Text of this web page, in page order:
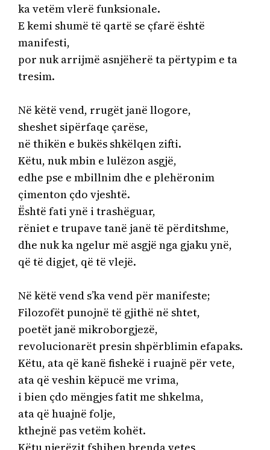
ka vetëm vlerë funksionale.
E kemi shumë të qartë se çfarë është
manifesti,
por nuk arrijmë asnjëherë ta përtypim e ta
tresim.
Në këtë vend, rrugët janë llogore,
sheshet sipërfaqe çarëse,
në thikën e bukës shkëlqen zifti.
Këtu, nuk mbin e lulëzon asgjë,
edhe pse e mbillnim dhe e plehëronim
çimenton çdo vjeshtë.
Është fati ynë i trashëguar,
rëniet e trupave tanë janë të përditshme,
dhe nuk ka ngelur më asgjë nga gjaku ynë,
që të digjet, që të vlejë.
Në këtë vend s’ka vend për manifeste;
Filozofët punojnë të gjithë në shtet,
poetët janë mikroborgjezë,
revolucionarët presin shpërblimin efapaks.
Këtu, ata që kanë fishekë i ruajnë për vete,
ata që veshin këpucë me vrima,
i bien çdo mëngjes fatit me shkelma,
ata që huajnë folje,
kthejnë pas vetëm kohët.